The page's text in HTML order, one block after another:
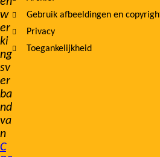
w
er
ki
ng
sv
er
ba
nd
va
n
C
Gebruik afbeeldingen en
Privacy
Toegankelijkheid